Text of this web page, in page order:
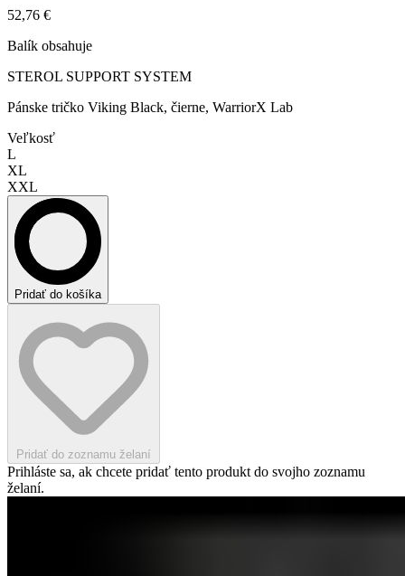
52,76 €
Balík obsahuje
STEROL SUPPORT SYSTEM
Pánske tričko Viking Black, čierne, WarriorX Lab
Veľkosť
L
XL
XXL
Pridať do košíka
Pridať do zoznamu želaní
Prihláste sa, ak chcete pridať tento produkt do svojho zoznamu
želaní.